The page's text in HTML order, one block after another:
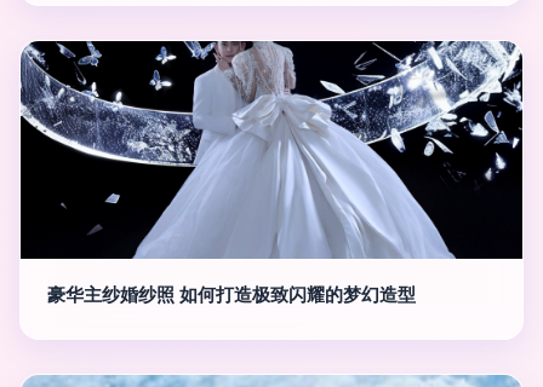
豪华主纱婚纱照 如何打造极致闪耀的梦幻造型